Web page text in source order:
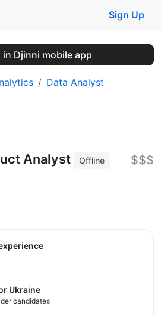
Sign Up
in Djinni mobile app
Data Analyst
Analyst
Offline
$$$
Ukraine
candidates